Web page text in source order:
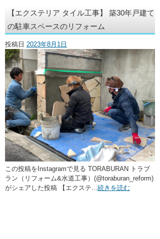
・ここに水栓がほしい
【エクステリア タイル工事】 築30年戸建て
の駐車スペースのリフォーム
投稿日 2023年8月1日
この投稿をInstagramで見る TORABURAN トラブ
ラン（リフォーム&水道工事）(@toraburan_reform)
がシェアした投稿 【エクステ... 続きを読む